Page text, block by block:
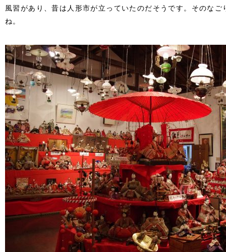
風習があり、昔は人形市が立っていたのだそうです。そのな
ね。